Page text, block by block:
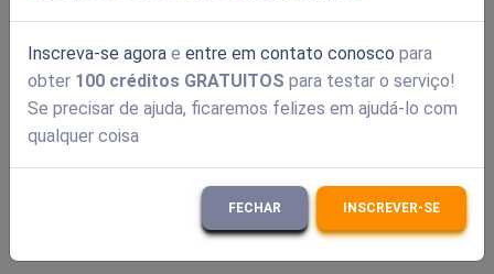
Inscreva-se agora e entre em contato conosco para
obter 100 créditos GRATUITOS para testar o serviço!
Se precisar de ajuda, ficaremos felizes em ajudá-lo com
qualquer coisa
FECHAR INSCREVER-SE